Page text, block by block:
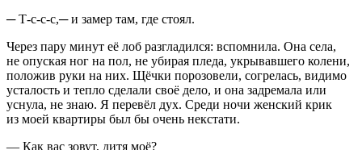
─ Т-с-с-с,─ и замер там, где стоял.
Через пару минут её лоб разгладился: вспомнила. Она села,
не опуская ног на пол, не убирая пледа, укрывавшего колени,
положив руки на них. Щёчки порозовели, согрелась, видимо
усталость и тепло сделали своё дело, и она задремала или
уснула, не знаю. Я перевёл дух. Среди ночи женский крик
из моей квартиры был бы очень некстати.
— Как вас зовут, дитя моё?